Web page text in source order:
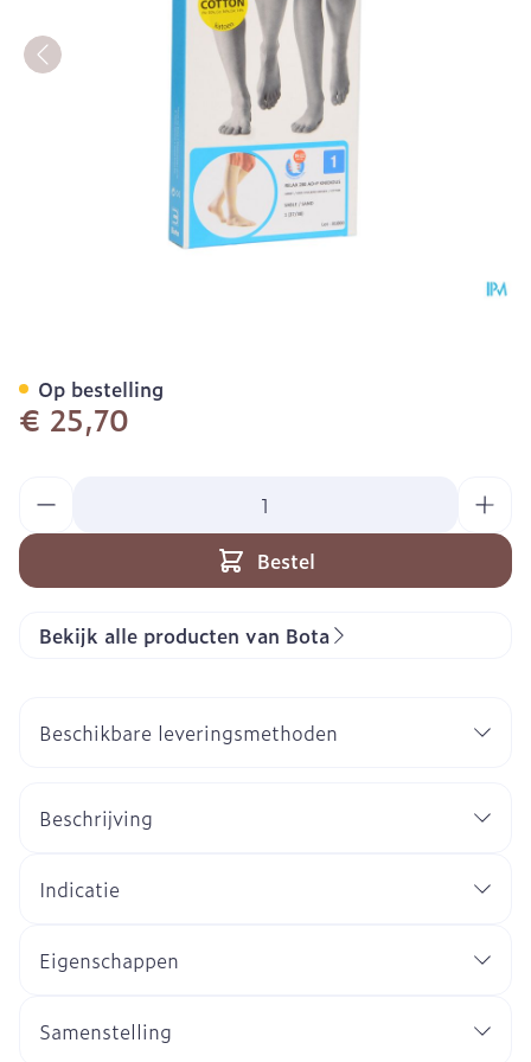
€ 25,70
Bestel
Op bestelling
Bekijk alle producten van Bota
Beschikbare leveringsmethoden
Beschrijving
Indicatie
Eigenschappen
Samenstelling